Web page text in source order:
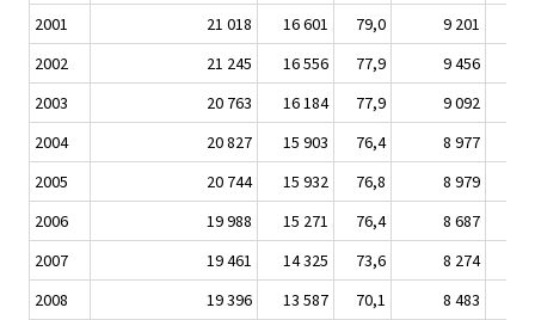
2001
21 018 16 601 79,0 9 201
2002
21 245 16 556 77,9 9 456
2003
20 763 16 184 77,9 9 092
2004
20 827 15 903 76,4 8 977
2005
20 744 15 932 76,8 8 979
2006
19 988 15 271 76,4 8 687
2007
19 461 14 325 73,6 8 274
2008
19 396 13 587 70,1 8 483